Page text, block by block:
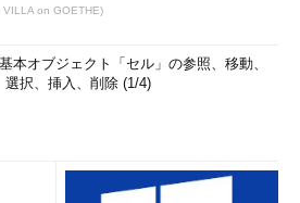
異なることが多いためです（もちろん
連載で紹介するようなドキュメントを
す）。
ュメントは以下の3種類です。
VILLA on GOETHE)
本オブジェクト「セル」の参照、移動、
選択、挿入、削除 (1/4)